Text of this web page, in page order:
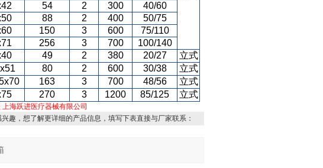
54 2 300
40/60
88 2 400
50/75
150 3 600
75/110
256 3 700
100/140
49 2 380 20/27
立式
80 2 600 30/38
立式
163 3 700 48/56
立式
270 3 1200 85/125 立式
上海跃进医疗器械有限公司
兴趣，想了解更详细的产品信息，填写下表直接与厂家联系：